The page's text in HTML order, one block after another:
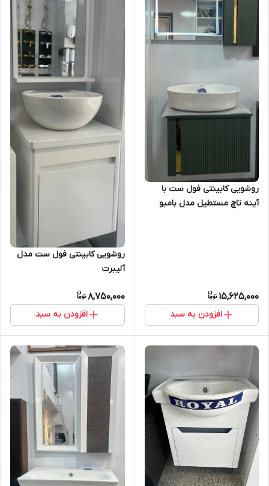
روشویی کابینتی فول ست با
آینه تاچ مستطیل مدل بامبو
15,625,000
افزودن به سبد
روشویی کابینتی فول ست مدل
آلیبرت
8,750,000
افزودن به سبد